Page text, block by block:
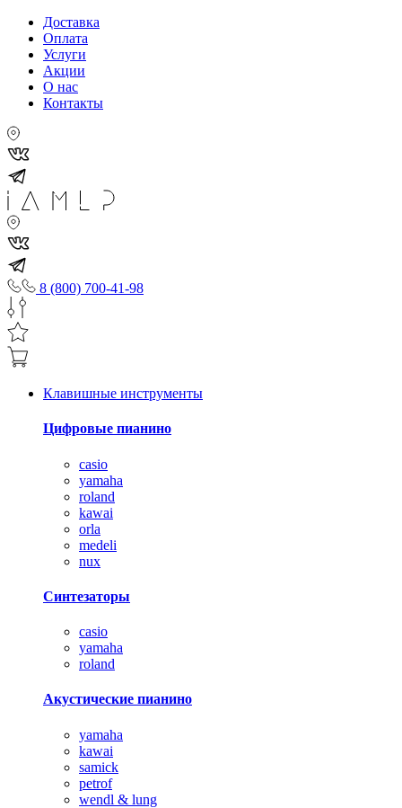
Доставка
Оплата
Услуги
Акции
О нас
Контакты
8 (800) 700-41-98
Клавишные инструменты
Цифровые пианино
casio
yamaha
roland
kawai
orla
medeli
nux
Синтезаторы
casio
yamaha
roland
Акустические пианино
yamaha
kawai
samick
petrof
wendl & lung